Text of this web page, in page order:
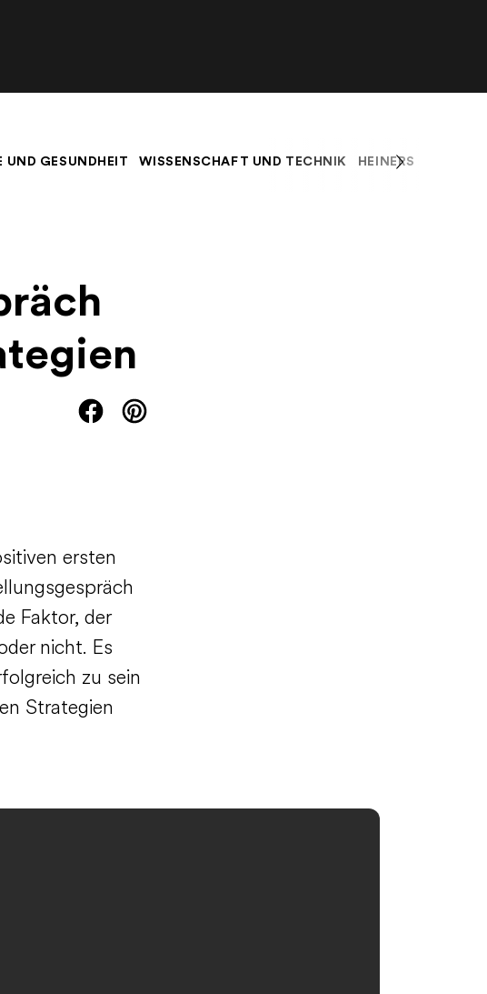
UND GESUNDHEIT WISSENSCHAFT UND TECHNIK HEINERS BLOG
ersten
Faktor, der
nicht. Es
zu sein
Strategien